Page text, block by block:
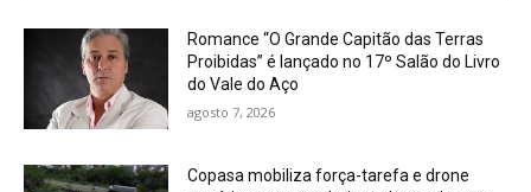
Romance “O Grande Capitão das Terras
Proibidas” é lançado no 17º Salão do Livro
do Vale do Aço
agosto 7, 2026
Copasa mobiliza força-tarefa e drone